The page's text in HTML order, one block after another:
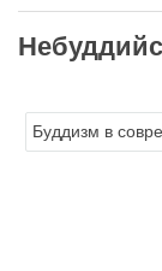
Буддизм в